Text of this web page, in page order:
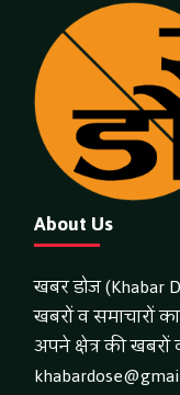
About Us
खबर डोज (Khabar
खबरों व समाचारों
अपने क्षेत्र की